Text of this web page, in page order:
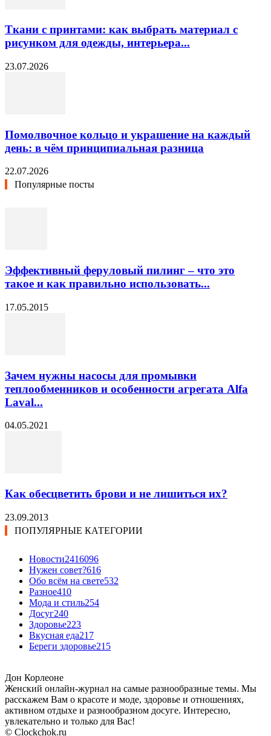
Ткани с принтами: как выбрать материал с
рисунком для одежды, интерьера...
23.07.2026
Помолвочное кольцо и украшение на каждый
день: в чём принципиальная разница
22.07.2026
Популярные посты
Эффективный феруловый пилинг – что это
такое и как правильно использовать...
17.05.2015
Зачем нужны насосы для промывки
теплообменников и особенности агрегата Alfa
Laval...
04.05.2021
Как обесцветить брови и не лишиться их?
23.09.2013
ПОПУЛЯРНЫЕ КАТЕГОРИИ
Новости2416096
Нужен совет?616
Обо всём на свете532
Разное410
Мода и стиль254
Досуг240
Здоровье223
Вкусная еда217
Береги здоровье215
Дон Корлеоне
Женский онлайн-журнал на самые разнообразные темы. Мы
расскажем Вам о красоте и моде, здоровье и отношениях,
активном отдыхе и разнообразном досуге. Интересно,
увлекательно и только для Вас!
© Clockchok.ru